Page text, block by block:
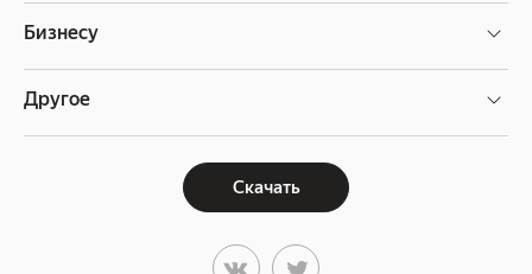
Бизнесу
Другое
Скачать